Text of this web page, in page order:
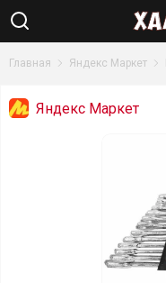
Главная Яндекс Маркет
Яндекс Маркет